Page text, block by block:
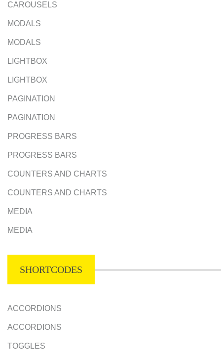
CAROUSELS
MODALS
MODALS
LIGHTBOX
LIGHTBOX
PAGINATION
PAGINATION
PROGRESS BARS
PROGRESS BARS
COUNTERS AND CHARTS
COUNTERS AND CHARTS
MEDIA
MEDIA
SHORTCODES
ACCORDIONS
ACCORDIONS
TOGGLES